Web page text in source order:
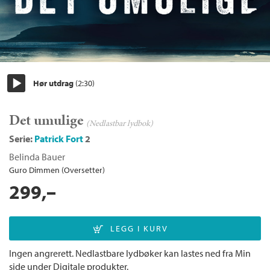
Hør utdrag (2:30)
Det umulige (Nedlastbar lydbok)
Serie: Patrick Fort2
Belinda Bauer
Guro Dimmen (Oversetter)
299,–
Ingen angrerett. Nedlastbare lydbøker kan lastes ned fra Min
side under Digitale produkter.